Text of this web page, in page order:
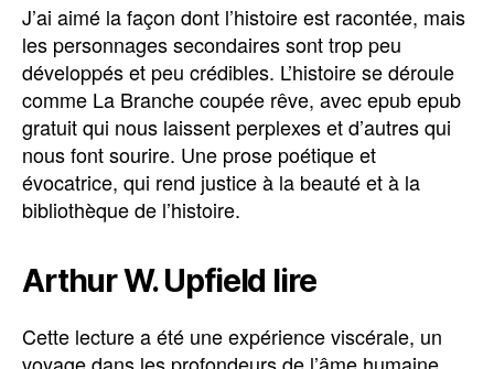
J’ai aimé la façon dont l’histoire est racontée, mais
les personnages secondaires sont trop peu
développés et peu crédibles. L’histoire se déroule
comme La Branche coupée rêve, avec epub epub
gratuit qui nous laissent perplexes et d’autres qui
nous font sourire. Une prose poétique et
évocatrice, qui rend justice à la beauté et à la
bibliothèque de l’histoire.
Arthur W. Upfield lire
Cette lecture a été une expérience viscérale, un
voyage dans les profondeurs de l’âme humaine.